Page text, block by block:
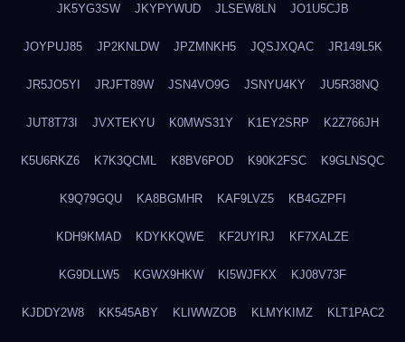
JK5YG3SW JKYPYWUD JLSEW8LN JO1U5CJB
JOYPUJ85 JP2KNLDW JPZMNKH5 JQSJXQAC JR149L5K
JR5JO5YI JRJFT89W JSN4VO9G JSNYU4KY JU5R38NQ
JUT8T73I JVXTEKYU K0MWS31Y K1EY2SRP K2Z766JH
K5U6RKZ6 K7K3QCML K8BV6POD K90K2FSC K9GLNSQC
K9Q79GQU KA8BGMHR KAF9LVZ5 KB4GZPFI
KDH9KMAD KDYKKQWE KF2UYIRJ KF7XALZE
KG9DLLW5 KGWX9HKW KI5WJFKX KJ08V73F
KJDDY2W8 KK545ABY KLIWWZOB KLMYKIMZ KLT1PAC2